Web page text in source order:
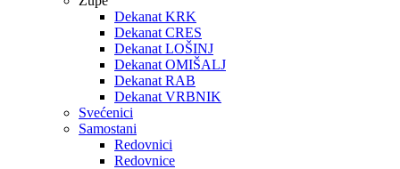
Dekanat KRK
Dekanat CRES
Dekanat LOŠINJ
Dekanat OMIŠALJ
Dekanat RAB
Dekanat VRBNIK
Svećenici
Samostani
Redovnici
Redovnice